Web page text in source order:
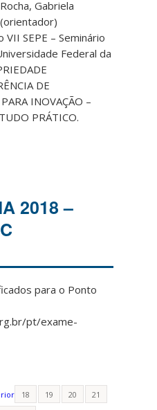
Gabriela
SEPE – Seminário
Federal da
DE
INOVAÇÃO –
PRÁTICO.
2018 –
para o Ponto
pt/exame-
18 19 20
21